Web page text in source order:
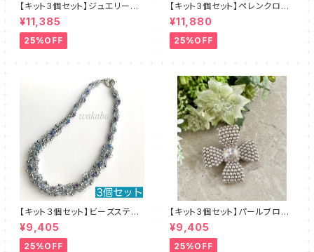
【キット3個セット】ジュエリーク
ロッシェロングネックレス《ルン
ト》クロ amu＋塩川千映子 a
mu
¥11,385
25%OFF
【キット3個セット】ペレンクロッ
シェ《ペルルロング》全2色 amu
＋塩川千映子
¥11,880
25%OFF
【キット３個セット】ビーズステッ
チキット・ブルーレース デザイ
ン：清水理子
¥9,405
25%OFF
【キット3個セット】パールブロー
チ（ピンクベージュ）澤田美子
¥9,405
25%OFF